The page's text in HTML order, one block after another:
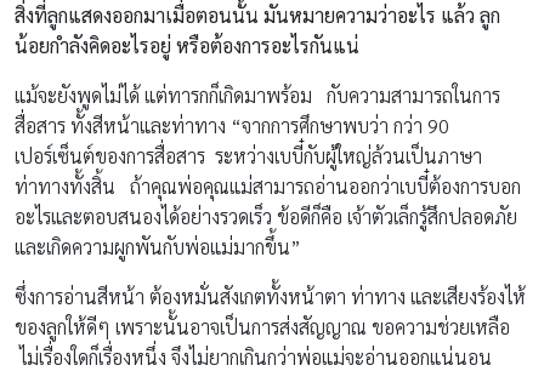
สิ่งที่ลูกแสดงออกมาเมื่อตอนนั้น มันหมายความว่าอะไร แล้ว ลูก
น้อยกำลังคิดอะไรอยู่ หรือต้องการอะไรกันแน่
แม้จะยังพูดไม่ได้ แต่ทารกก็เกิดมาพร้อม กับความสามารถในการ
สื่อสาร ทั้งสีหน้าและท่าทาง “จากการศึกษาพบว่า กว่า 90
เปอร์เซ็นต์ของการสื่อสาร ระหว่างเบบี๋กับผู้ใหญ่ล้วนเป็นภาษา
ท่าทางทั้งสิ้น ถ้าคุณพ่อคุณแม่สามารถอ่านออกว่าเบบี๋ต้องการบอก
อะไรและตอบสนองได้อย่างรวดเร็ว ข้อดีก็คือ เจ้าตัวเล็กรู้สึกปลอดภัย
และเกิดความผูกพันกับพ่อแม่มากขึ้น”
ซึ่งการอ่านสีหน้า ต้องหมั่นสังเกตทั้งหน้าตา ท่าทาง และเสียงร้องไห้
ของลูกให้ดีๆ เพราะนั้นอาจเป็นการส่งสัญญาณ ขอความช่วยเหลือ
ไม่เรื่องใดก็เรื่องหนึ่ง จึงไม่ยากเกินกว่าพ่อแม่จะอ่านออกแน่นอน